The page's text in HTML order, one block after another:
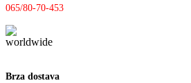
065/80-70-453
Brza dostava